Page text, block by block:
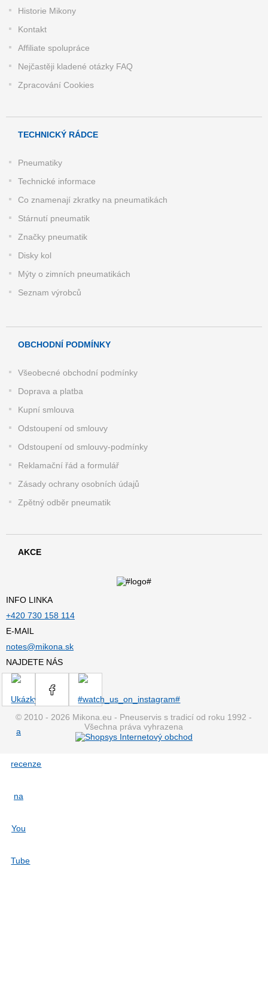
Historie Mikony
Kontakt
Affiliate spolupráce
Nejčastěji kladené otázky FAQ
Zpracování Cookies
TECHNICKÝ RÁDCE
Pneumatiky
Technické informace
Co znamenají zkratky na pneumatikách
Stárnutí pneumatik
Značky pneumatik
Disky kol
Mýty o zimních pneumatikách
Seznam výrobců
OBCHODNÍ PODMÍNKY
Všeobecné obchodní podmínky
Doprava a platba
Kupní smlouva
Odstoupení od smlouvy
Odstoupení od smlouvy-podmínky
Reklamační řád a formulář
Zásady ochrany osobních údajů
Zpětný odběr pneumatik
AKCE
INFO LINKA
+420 730 158 114
E-MAIL
notes@mikona.sk
NAJDETE NÁS
© 2010 - 2026 Mikona.eu - Pneuservis s tradicí od roku 1992 -
Všechna práva vyhrazena